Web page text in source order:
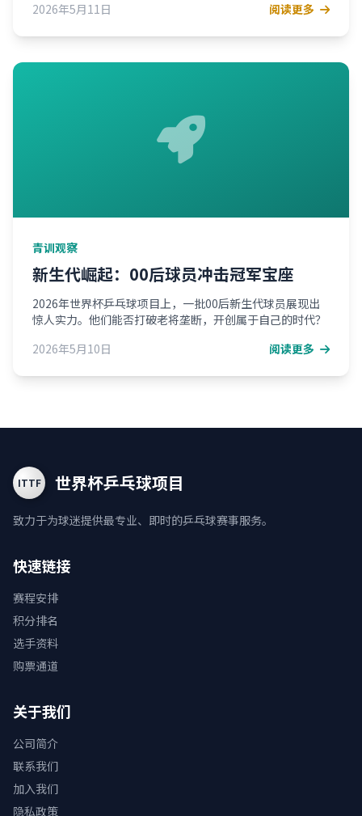
2026年5月11日
阅读更多
青训观察
新生代崛起：00后球员冲击冠军宝座
2026年世界杯乒乓球项目上，一批00后新生代球员展现出
惊人实力。他们能否打破老将垄断，开创属于自己的时代？
2026年5月10日
阅读更多
ITTF 世界杯乒乓球项目
致力于为球迷提供最专业、即时的乒乓球赛事服务。
快速链接
赛程安排
积分排名
选手资料
购票通道
关于我们
公司简介
联系我们
加入我们
隐私政策